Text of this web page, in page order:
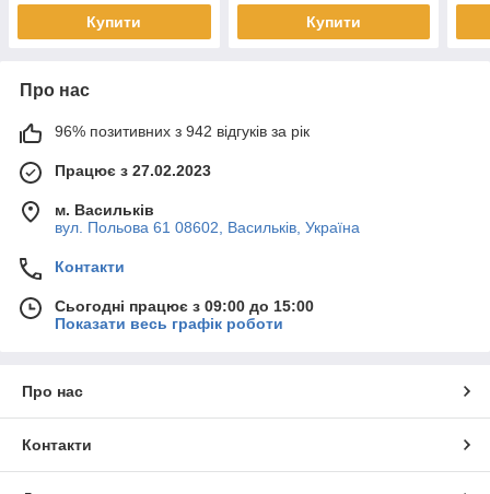
Купити Купити
Про нас
96% позитивних з 942 відгуків за рік
Працює з 27.02.2023
м. Васильків
вул. Польова 61 08602, Васильків, Україна
Контакти
Сьогодні працює з 09:00 до 15:00
Показати весь графік роботи
Про нас
Контакти